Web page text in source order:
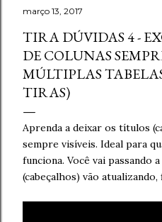
março 13, 2017
TIRA DÚVIDAS 4 -
DE COLUNAS
MÚLTIPLAS
TIRAS)
Aprenda a deixar os títulos
sempre visíveis. Ideal para
funciona. Você vai passando
(cabeçalhos) vão